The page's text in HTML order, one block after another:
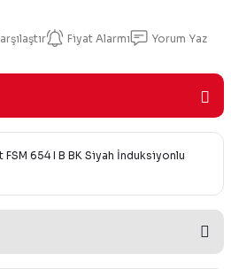
Fiyat Alarmı Yorum Yaz
654 I B BK Siyah İnduksiyonlu